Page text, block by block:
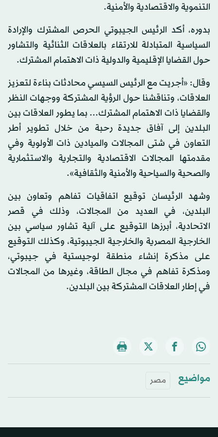
التنموية والاقتصادية والأمنية.
بدوره، أكد الرئيس الجيبوتي الحرص المشترك والإرادة
السياسية المتبادلة للارتقاء بالعلاقات الثنائية والتشاور
حول القضايا الإقليمية والدولية ذات الاهتمام المشترك.
وقال: «أجريت مع الرئيس السيسي محادثات بناءة لتعزيز
العلاقات، وتناقشنا حول الرؤية المشتركة ووجهات النظر
والقضايا ذات الاهتمام المشترك... بما يطور العلاقات بين
البلدين إلى آفاق جديدة رحبة من خلال تطوير أطر
التعاون في شتى المجالات والميادين ذات الأولوية وفي
مقدمتها المجالات الاقتصادية والتجارية والاستثمارية
والصحية والسياحية والأمنية والثقافية».
وشهد الرئيسان توقيع اتفاقيات تفاهم وتعاون بين
البلدين، في العديد من المجالات، وذلك في قصر
الاتحادية، أبرزها التوقيع على آلية تشاور سياسي بين
الخارجية المصرية والخارجية الجيبوتية، وكذلك التوقيع
على مذكرة إنشاء منطقة لوجيستية في جيبوتي،
ومذكرة تفاهم في مجال الطاقة، وغيرها من المجالات
في إطار العلاقات المشتركة بين البلدين.
مواضيع مصر